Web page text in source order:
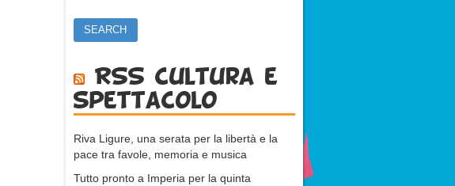
RSS cultura e
spettacolo
Riva Ligure, una serata per la libertà e la
pace tra favole, memoria e musica
Tutto pronto a Imperia per la quinta